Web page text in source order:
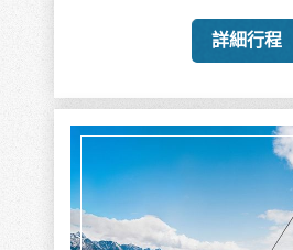
詳細行程